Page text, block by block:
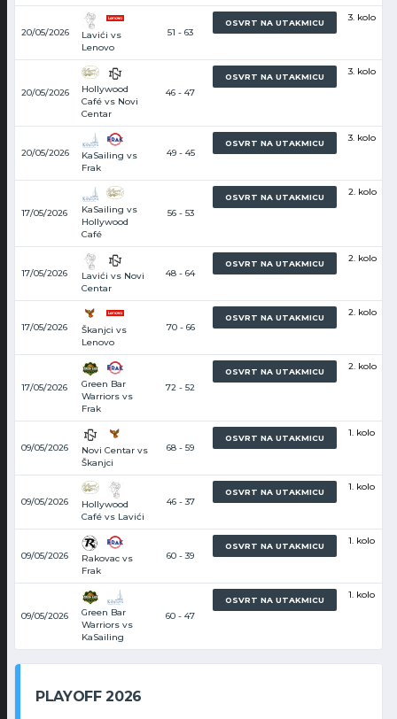
20/05/2026
Lavići vs
Lenovo
51 - 63
OSVRT NA UTAKMICU 3. kolo
20/05/2026
Hollywood
Café vs Novi
Centar
46 - 47
OSVRT NA UTAKMICU 3. kolo
20/05/2026
KaSailing vs
Frak
49 - 45
OSVRT NA UTAKMICU 3. kolo
17/05/2026
KaSailing vs
Hollywood
Café
56 - 53
OSVRT NA UTAKMICU 2. kolo
17/05/2026
Lavići vs Novi
Centar
48 - 64
OSVRT NA UTAKMICU 2. kolo
17/05/2026
Škanjci vs
Lenovo
70 - 66
OSVRT NA UTAKMICU 2. kolo
17/05/2026
Green Bar
Warriors vs
Frak
72 - 52
OSVRT NA UTAKMICU 2. kolo
09/05/2026
Novi Centar vs
Škanjci
68 - 59
OSVRT NA UTAKMICU 1. kolo
09/05/2026
Hollywood
Café vs Lavići
46 - 37
OSVRT NA UTAKMICU 1. kolo
09/05/2026
Rakovac vs
Frak
60 - 39
OSVRT NA UTAKMICU 1. kolo
09/05/2026
Green Bar
Warriors vs
KaSailing
60 - 47
OSVRT NA UTAKMICU 1. kolo
PLAYOFF 2026